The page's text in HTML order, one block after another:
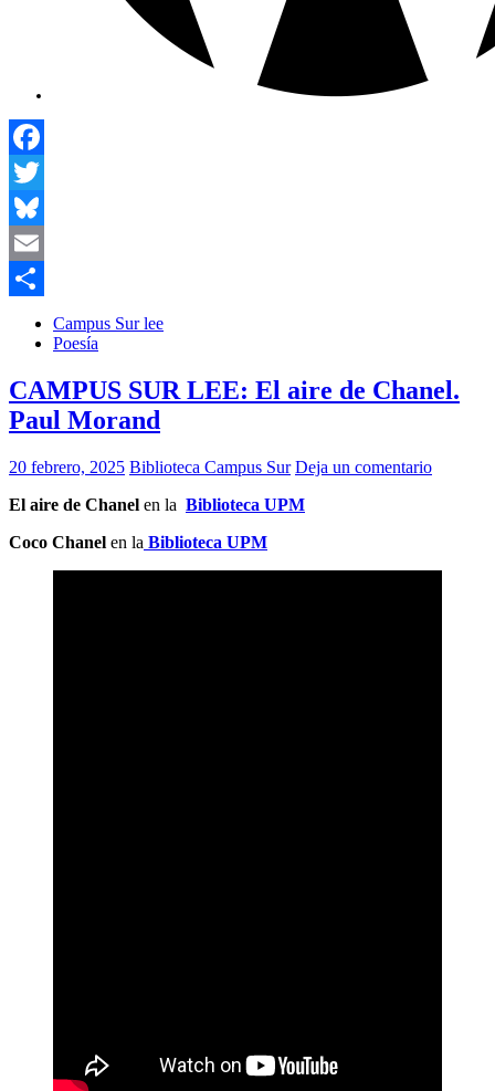
Facebook
Twitter
Bluesky
Email
Compartir
Campus Sur lee
Poesía
CAMPUS SUR LEE: El aire de Chanel.
Paul Morand
20 febrero, 2025 Biblioteca Campus Sur Deja un comentario
El aire de Chanel en la Biblioteca UPM
Coco Chanel en la Biblioteca UPM